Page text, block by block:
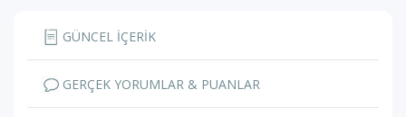
GÜNCEL İÇERİK
GERÇEK YORUMLAR & PUANLAR